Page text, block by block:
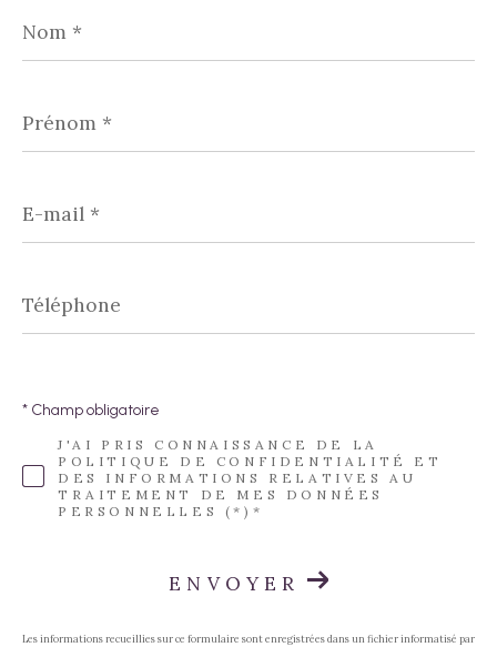
*
*
mail
*
J'AI PRIS CONNAISSANCE DE LA
POLITIQUE DE CONFIDENTIALITÉ ET
DES INFORMATIONS RELATIVES AU
TRAITEMENT DE MES DONNÉES
PERSONNELLES (*)*
* Champ obligatoire
ENVOYER
Les informations recueillies sur ce formulaire sont enregistrées dans un fichier informatisé par